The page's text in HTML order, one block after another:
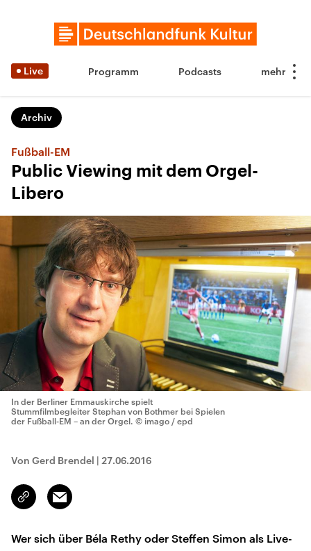
Live Programm Podcasts
Archiv
Fußball-EM
Public Viewing mit dem Orgel-
Libero
In der Berliner Emmauskirche spielt
Stummfilmbegleiter Stephan von Bothmer bei Spielen
der Fußball-EM – an der Orgel. © imago / epd
Von Gerd Brendel | 27.06.2016
Link
kopieren/teilen
Email
Wer sich über Béla Rethy oder Steffen Simon als Live-